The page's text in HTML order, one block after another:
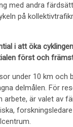
med andra
på
i att öka
först och
under 10 km och
delmålen. För
arbete, är valet av